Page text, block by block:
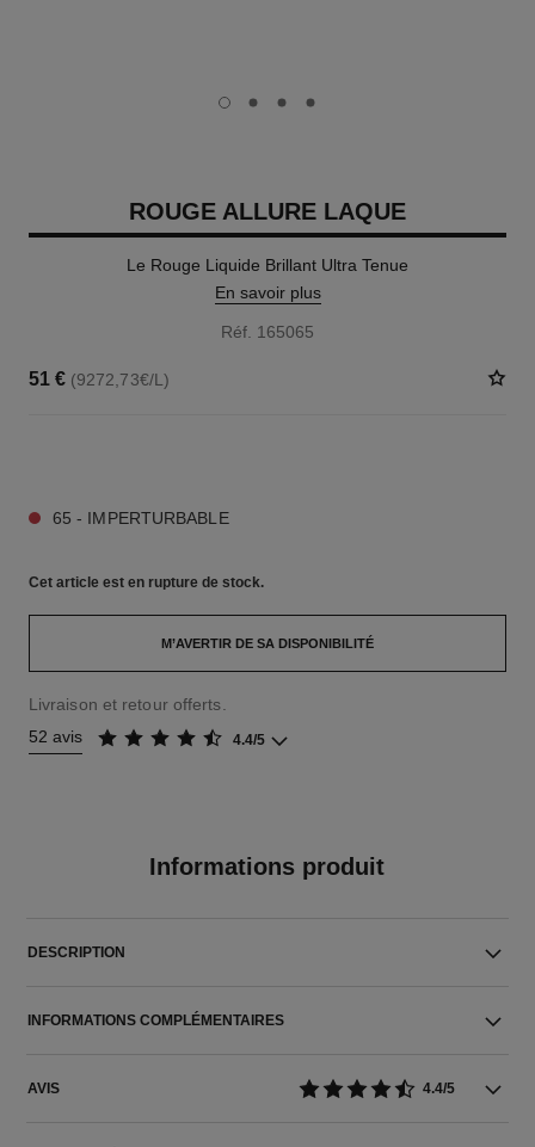
carousel dot
carousel dot
carousel dot
carousel dot
ROUGE ALLURE LAQUE
Le Rouge Liquide Brillant Ultra Tenue
En savoir plus
Réf. 165065
51 € (9272,73€/L)
65 - IMPERTURBABLE
Cet article est en rupture de stock.
M’AVERTIR DE SA DISPONIBILITÉ
Livraison et retour offerts.
52 avis
4.4/5
Informations produit
DESCRIPTION
INFORMATIONS COMPLÉMENTAIRES
AVIS 4.4/5